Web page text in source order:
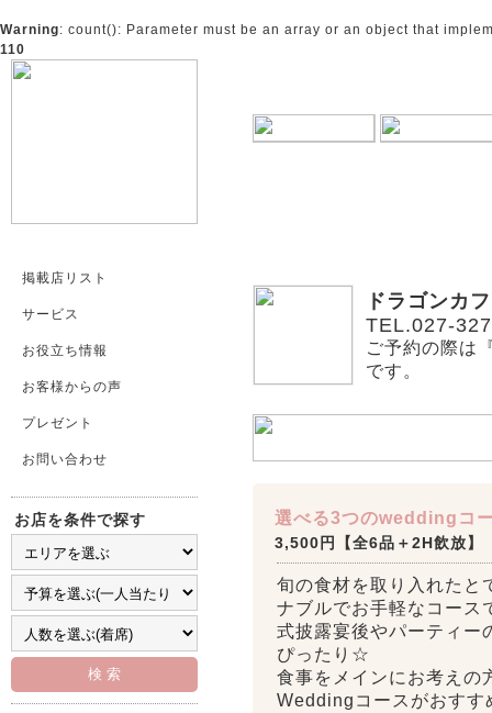
Warning: count(): Parameter must be an array or an object that
110
掲載店リスト
サービス
お役立ち情報
お客様からの声
プレゼント
お問い合わせ
お店を条件で探す
ドラゴンカ
TEL.027-
ご予約の際は
です。
選べる3つのweddingコ
3,500円【全6品＋2H飲放】
旬の食材を取り入れたと
ナブルでお手軽なコース
式披露宴後やパーティー
ぴったり☆
食事をメインにお考えの
Weddingコースがおすす